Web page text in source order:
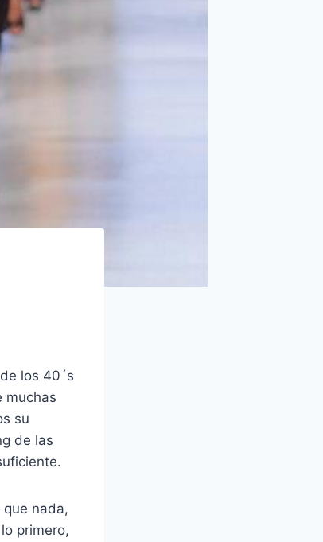
los 40´s
muchas
su
de las
nada,
primero,